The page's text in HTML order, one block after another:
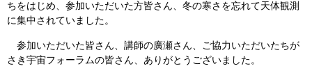
ちをはじめ、参加いただいた方皆さん、冬の寒さを忘れて天体観測
に集中されていました。
参加いただいた皆さん、講師の廣瀬さん、ご協力いただいたちが
さき宇宙フォーラムの皆さん、ありがとうございました。